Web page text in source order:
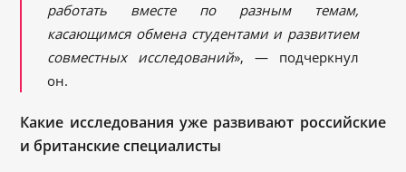
работать вместе по разным темам,
касающимся обмена студентами и развитием
совместных исследований», — подчеркнул
он.
Какие исследования уже развивают российские
и британские специалисты